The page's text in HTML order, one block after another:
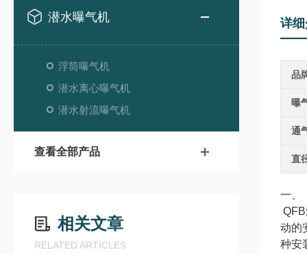
潜水曝气机
浮筒曝气机
潜水离心曝气机
潜水射流曝气机
查看全部产品
相关文章
RELATED ARTICLES
详
品
曝
通
直
一、
动的
种安